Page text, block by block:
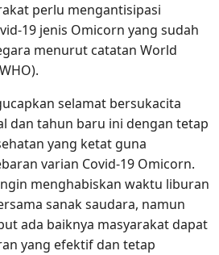
perlu mengantisipasi
19 jenis Omicorn yang sudah
menurut catatan World
selamat bersukacita
dan tahun baru ini dengan tetap
yang ketat guna
varian Covid-19 Omicorn.
menghabiskan waktu liburan
sanak saudara, namun
ada baiknya masyarakat dapat
yang efektif dan tetap